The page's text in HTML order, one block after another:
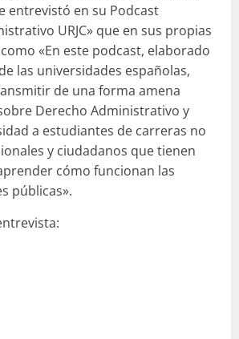
entrevistó en su Podcast
URJC» que en sus propias
«En este podcast, elaborado
las universidades españolas,
de una forma amena
Derecho Administrativo y
a estudiantes de carreras no
y ciudadanos que tienen
cómo funcionan las
públicas».